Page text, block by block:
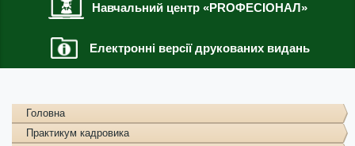
Навчальний центр «PROФЕСІОНАЛ»
Електронні версії друкованих видань
Головна
Практикум кадровика